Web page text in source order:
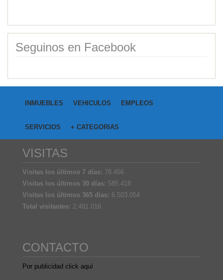
Seguinos en Facebook
INMUEBLES VEHICULOS EMPLEOS
SERVICIOS + CATEGORIAS
VISITAS
Visitas los últimos 7 días: 78.456
Visitas los últimos 30 días: 585.418
Visitas los últimos 365 días: 6.503.054
Total visitantes: 2.491.016
CONTACTO
Por publicidad click aquí